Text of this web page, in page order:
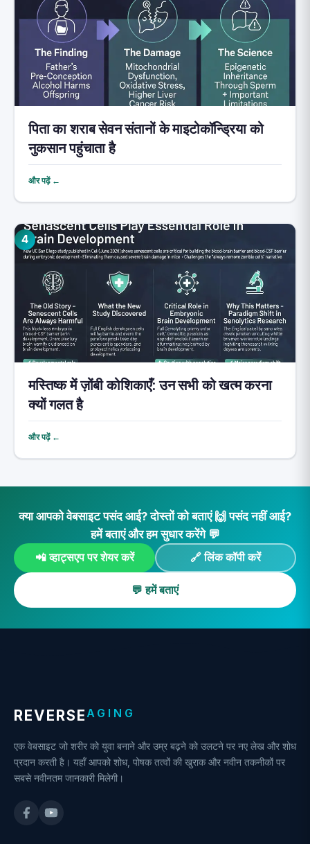
पिता का शराब सेवन संतानों के माइटोकॉन्ड्रिया को
नुकसान पहुंचाता है
और पढ़ें ←
4
मस्तिष्क में ज़ोंबी कोशिकाएँ: उन सभी को खत्म करना
क्यों गलत है
और पढ़ें ←
क्या आपको वेबसाइट पसंद आई? दोस्तों को बताएं 🙌 पसंद नहीं आई?
हमें बताएं और हम सुधार करेंगे 💬
📲 व्हाट्सएप पर शेयर करें 🔗 लिंक कॉपी करें
💬 हमें बताएं
REVERSEAGING
एक वेबसाइट जो शरीर को युवा बनाने और उम्र बढ़ने को उलटने पर नए लेख और शोध
प्रदान करती है। यहाँ आपको शोध, पोषक तत्वों की खुराक और नवीन तकनीकों पर
सबसे नवीनतम जानकारी मिलेगी।